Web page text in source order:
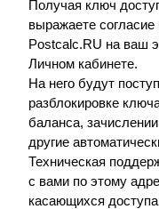
Получая ключ
выражаете
Postcalc.RU на ваш
Личном кабинете.
На него будут
разблокировке
баланса,
другие
Техническая
с вами по этому
касающихся